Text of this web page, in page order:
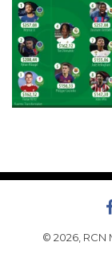
© 2026, RCN